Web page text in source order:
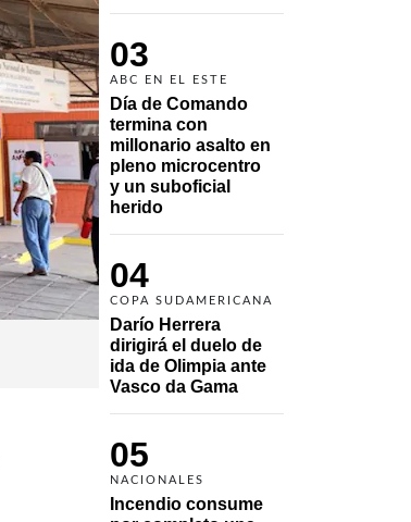
03
ABC EN EL ESTE
Día de Comando
termina con
millonario asalto en
pleno microcentro
y un suboficial
herido
04
COPA SUDAMERICANA
Darío Herrera
dirigirá el duelo de
ida de Olimpia ante
Vasco da Gama
05
NACIONALES
Incendio consume